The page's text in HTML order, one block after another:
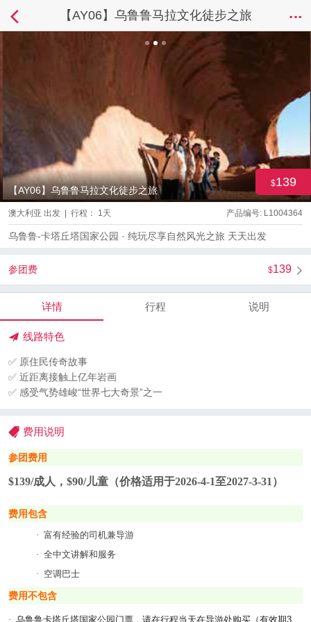
【AY06】乌鲁鲁马拉文化徒步之旅
【AY06】乌鲁鲁马拉文化徒步之旅
139
产品编号: L1004364
澳大利亚 出发 | 行程： 1天
乌鲁鲁-卡塔丘塔国家公园 · 纯玩尽享自然风光之旅 天天出发
139
参团费
详情 行程 说明
线路特色
✅ 原住民传奇故事
✅ 近距离接触上亿年岩画
✅ 感受气势雄峻“世界七大奇景”之一
费用说明
参团费用
$139/成人，$90/儿童（价格适用于2026-4-1至2027-3-31）
费用包含
· 富有经验的司机兼导游
· 全中文讲解和服务
· 空调巴士
费用不包含
· 乌鲁鲁卡塔丘塔国家公园门票，请在行程当天在导游处购买（有效期3